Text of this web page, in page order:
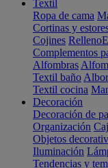
Textil
Ropa de cama
Cortinas y
Cojines Relleno
Complementos
Alfombras
Textil baño
Textil cocina
Decoración
Decoración de
Organización
Objetos
Iluminación
Tendencias y